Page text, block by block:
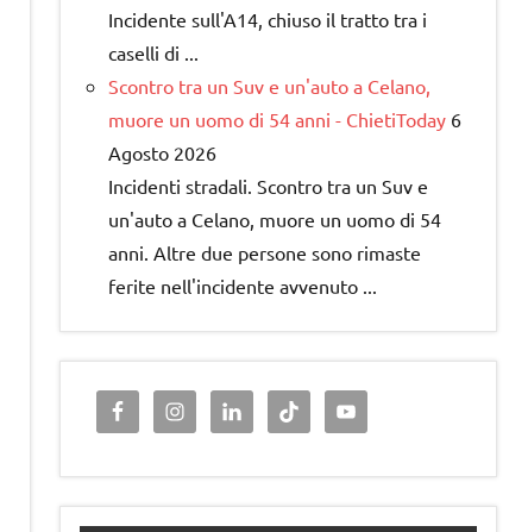
Incidente sull'A14, chiuso il tratto tra i
caselli di ...
Scontro tra un Suv e un'auto a Celano,
muore un uomo di 54 anni - ChietiToday 6
Agosto 2026
Incidenti stradali. Scontro tra un Suv e
un'auto a Celano, muore un uomo di 54
anni. Altre due persone sono rimaste
ferite nell'incidente avvenuto ...